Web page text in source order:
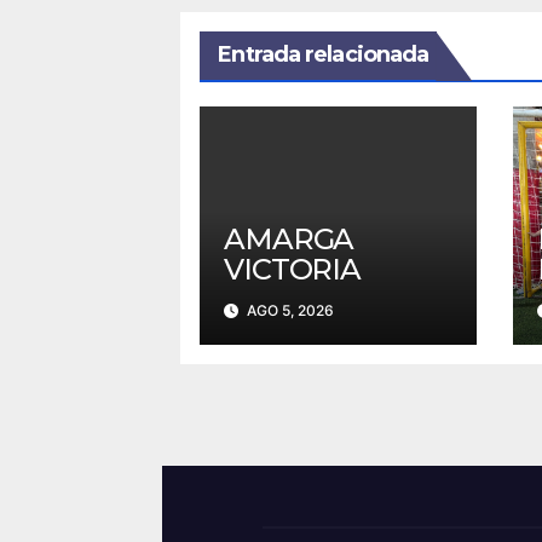
Entrada relacionada
AMARGA
VICTORIA
AGO 5, 2026